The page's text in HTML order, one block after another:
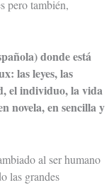
pero también,
donde está
las leyes, las
el individuo, la vida
novela, en sencilla y
al ser humano
las grandes